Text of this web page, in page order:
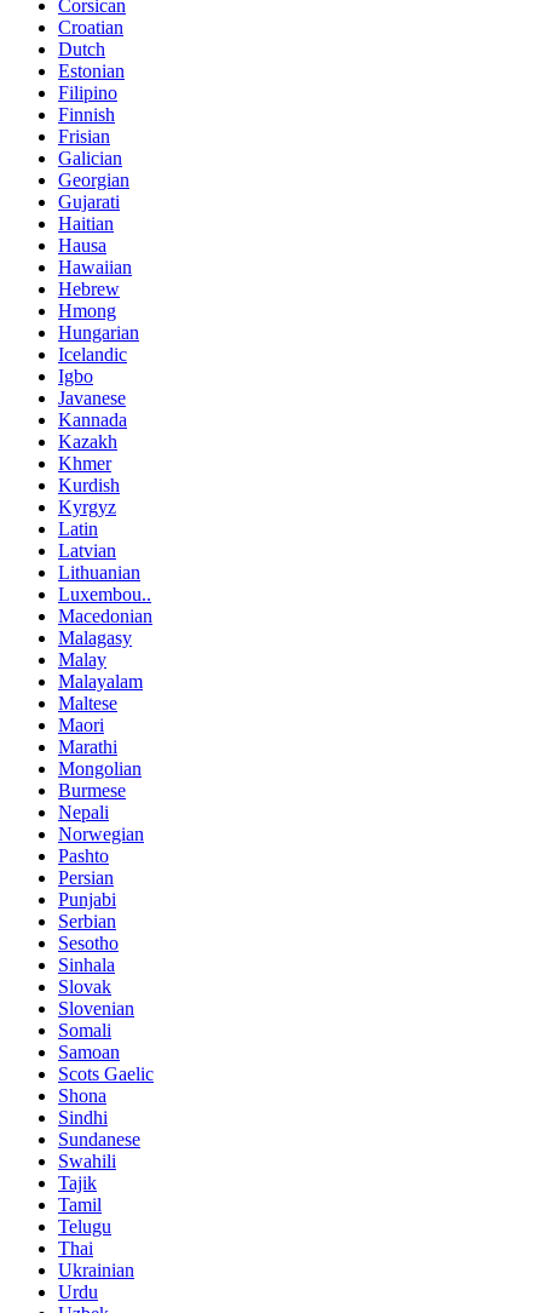
Corsican
Croatian
Dutch
Estonian
Filipino
Finnish
Frisian
Galician
Georgian
Gujarati
Haitian
Hausa
Hawaiian
Hebrew
Hmong
Hungarian
Icelandic
Igbo
Javanese
Kannada
Kazakh
Khmer
Kurdish
Kyrgyz
Latin
Latvian
Lithuanian
Luxembou..
Macedonian
Malagasy
Malay
Malayalam
Maltese
Maori
Marathi
Mongolian
Burmese
Nepali
Norwegian
Pashto
Persian
Punjabi
Serbian
Sesotho
Sinhala
Slovak
Slovenian
Somali
Samoan
Scots Gaelic
Shona
Sindhi
Sundanese
Swahili
Tajik
Tamil
Telugu
Thai
Ukrainian
Urdu